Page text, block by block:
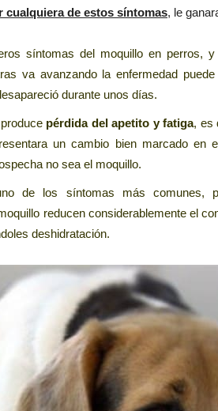
cualquiera de estos síntomas, le
síntomas del moquillo en perros,
va avanzando la enfermedad
durante unos días.
pérdida del apetito y fatiga, es
un cambio bien marcado en
no sea el moquillo.
de los síntomas más comunes,
reducen considerablemente el
deshidratación.